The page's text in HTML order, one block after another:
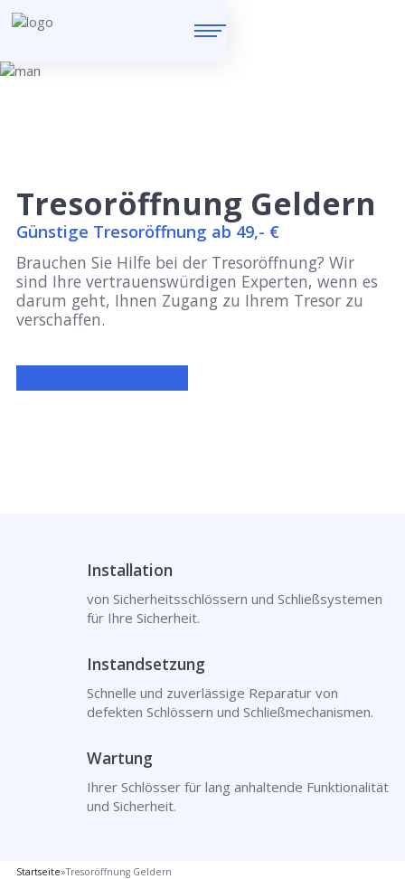
Tresoröffnung Geldern
Günstige Tresoröffnung ab 49,- €
Brauchen Sie Hilfe bei der Tresoröffnung? Wir
sind Ihre vertrauenswürdigen Experten, wenn es
darum geht, Ihnen Zugang zu Ihrem Tresor zu
verschaffen.
Installation
von Sicherheitsschlössern und Schließsystemen
für Ihre Sicherheit.
Instandsetzung
Schnelle und zuverlässige Reparatur von
defekten Schlössern und Schließmechanismen.
Wartung
Ihrer Schlösser für lang anhaltende Funktionalität
und Sicherheit.
Startseite»Tresoröffnung Geldern